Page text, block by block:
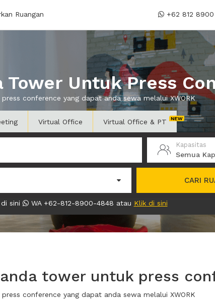
Ruangan +62 812
Tower Untuk Press
conference yang dapat anda sewa melalui XWORK
Virtual Office Virtual Office & PT
Kapasitas
Semua
CARI
sini WA +62-812-8900-4848 atau Klik di sini
tower untuk press
conference yang dapat anda sewa melalui XWORK